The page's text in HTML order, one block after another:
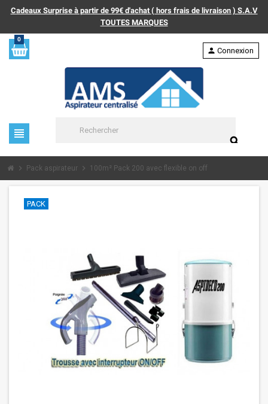
Cadeaux Surprise à partir de 99€ d'achat ( hors frais de livraison ) S.A.V
TOUTES MARQUES
0
view_headline
search
person Connexion
chevron_right Pack aspirateur chevron_right 100m² Pack 200 avec flexible on off
PACK